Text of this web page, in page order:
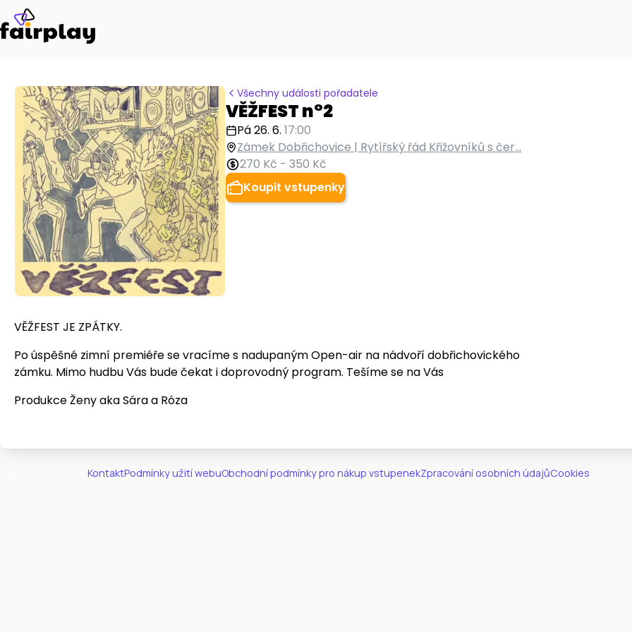
Všechny události pořadatele
VĚŽFEST n°2
Pá 26. 6. 17:00
Zámek Dobřichovice | Rytířský řád Křižovníků s čer...
270 Kč - 350 Kč
Koupit vstupenky
VĚŽFEST JE ZPÁTKY.
Po úspěšné zimní premiéře se vracíme s nadupaným Open-air na nádvoří dobřichovického
zámku. Mimo hudbu Vás bude čekat i doprovodný program. Tešíme se na Vás
Produkce Ženy aka Sára a Róza
KontaktPodmínky užití webuObchodní podmínky pro nákup vstupenekZpracování osobních údajůCookies